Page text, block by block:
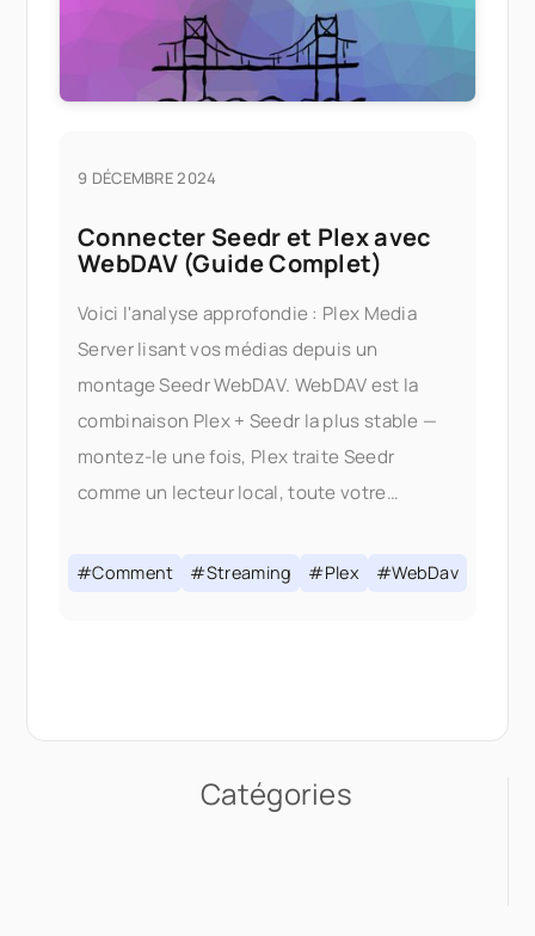
9 DÉCEMBRE 2024
Connecter Seedr et Plex avec
WebDAV (Guide Complet)
Voici l'analyse approfondie : Plex Media
Server lisant vos médias depuis un
montage Seedr WebDAV. WebDAV est la
combinaison Plex + Seedr la plus stable —
montez-le une fois, Plex traite Seedr
comme un lecteur local, toute votre
sans rien enregistré sur votre disk. Si vous
#Comment #Streaming #Plex #WebDav
Catégories